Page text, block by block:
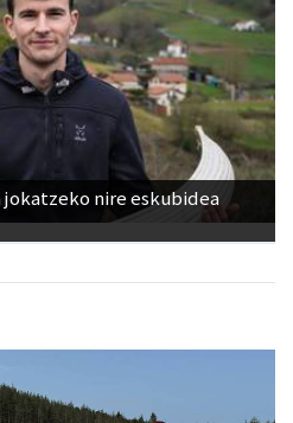
nire eskubidea